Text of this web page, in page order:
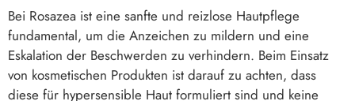
Bei Rosazea ist eine sanfte und reizlose Hautpflege
fundamental, um die Anzeichen zu mildern und eine
Eskalation der Beschwerden zu verhindern. Beim Einsatz
von kosmetischen Produkten ist darauf zu achten, dass
diese für hypersensible Haut formuliert sind und keine